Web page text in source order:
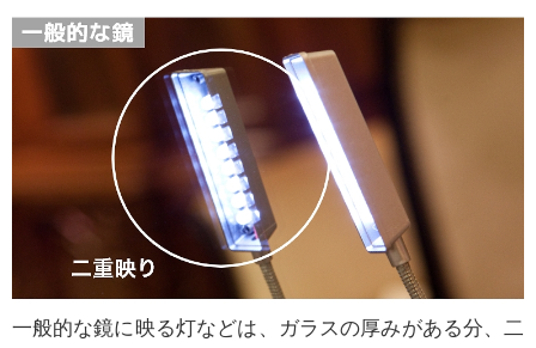
一般的な鏡に映る灯などは、ガラスの厚みがある分、二